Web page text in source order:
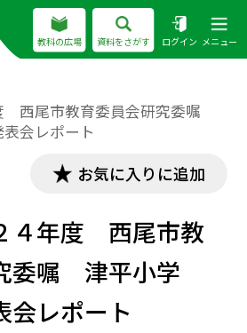
教科の広場 資料をさがす ログイン メニュー
西尾市教育委員会研究委嘱
会レポート
お気に入りに追加
４年度 西尾市教
委嘱 津平小学
レポート